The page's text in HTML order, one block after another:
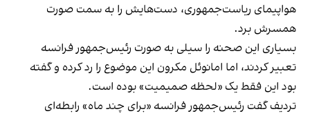
هواپیمای ریاست‌جمهوری، دست‌هایش را به سمت صورت
همسرش برد.
بسیاری این صحنه را سیلی به صورت رئیس‌جمهور فرانسه
تعبیر کردند، اما امانوئل مکرون این موضوع را رد کرده و گفته
بود این فقط یک «لحظه صمیمیت» بوده است.
تردیف گفت رئیس‌جمهور فرانسه «برای چند ماه» رابطه‌ای